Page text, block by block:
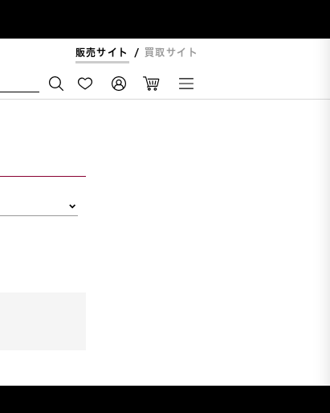
販売サイト 買取サイト